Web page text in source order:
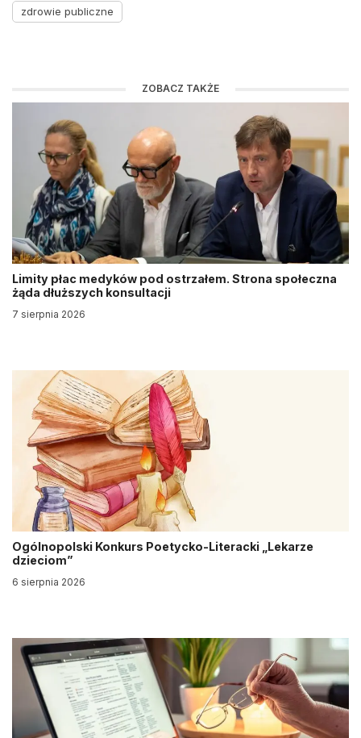
zdrowie publiczne
ZOBACZ TAKŻE
Limity płac medyków pod ostrzałem. Strona społeczna
żąda dłuższych konsultacji
7 sierpnia 2026
Ogólnopolski Konkurs Poetycko-Literacki „Lekarze
dzieciom”
6 sierpnia 2026